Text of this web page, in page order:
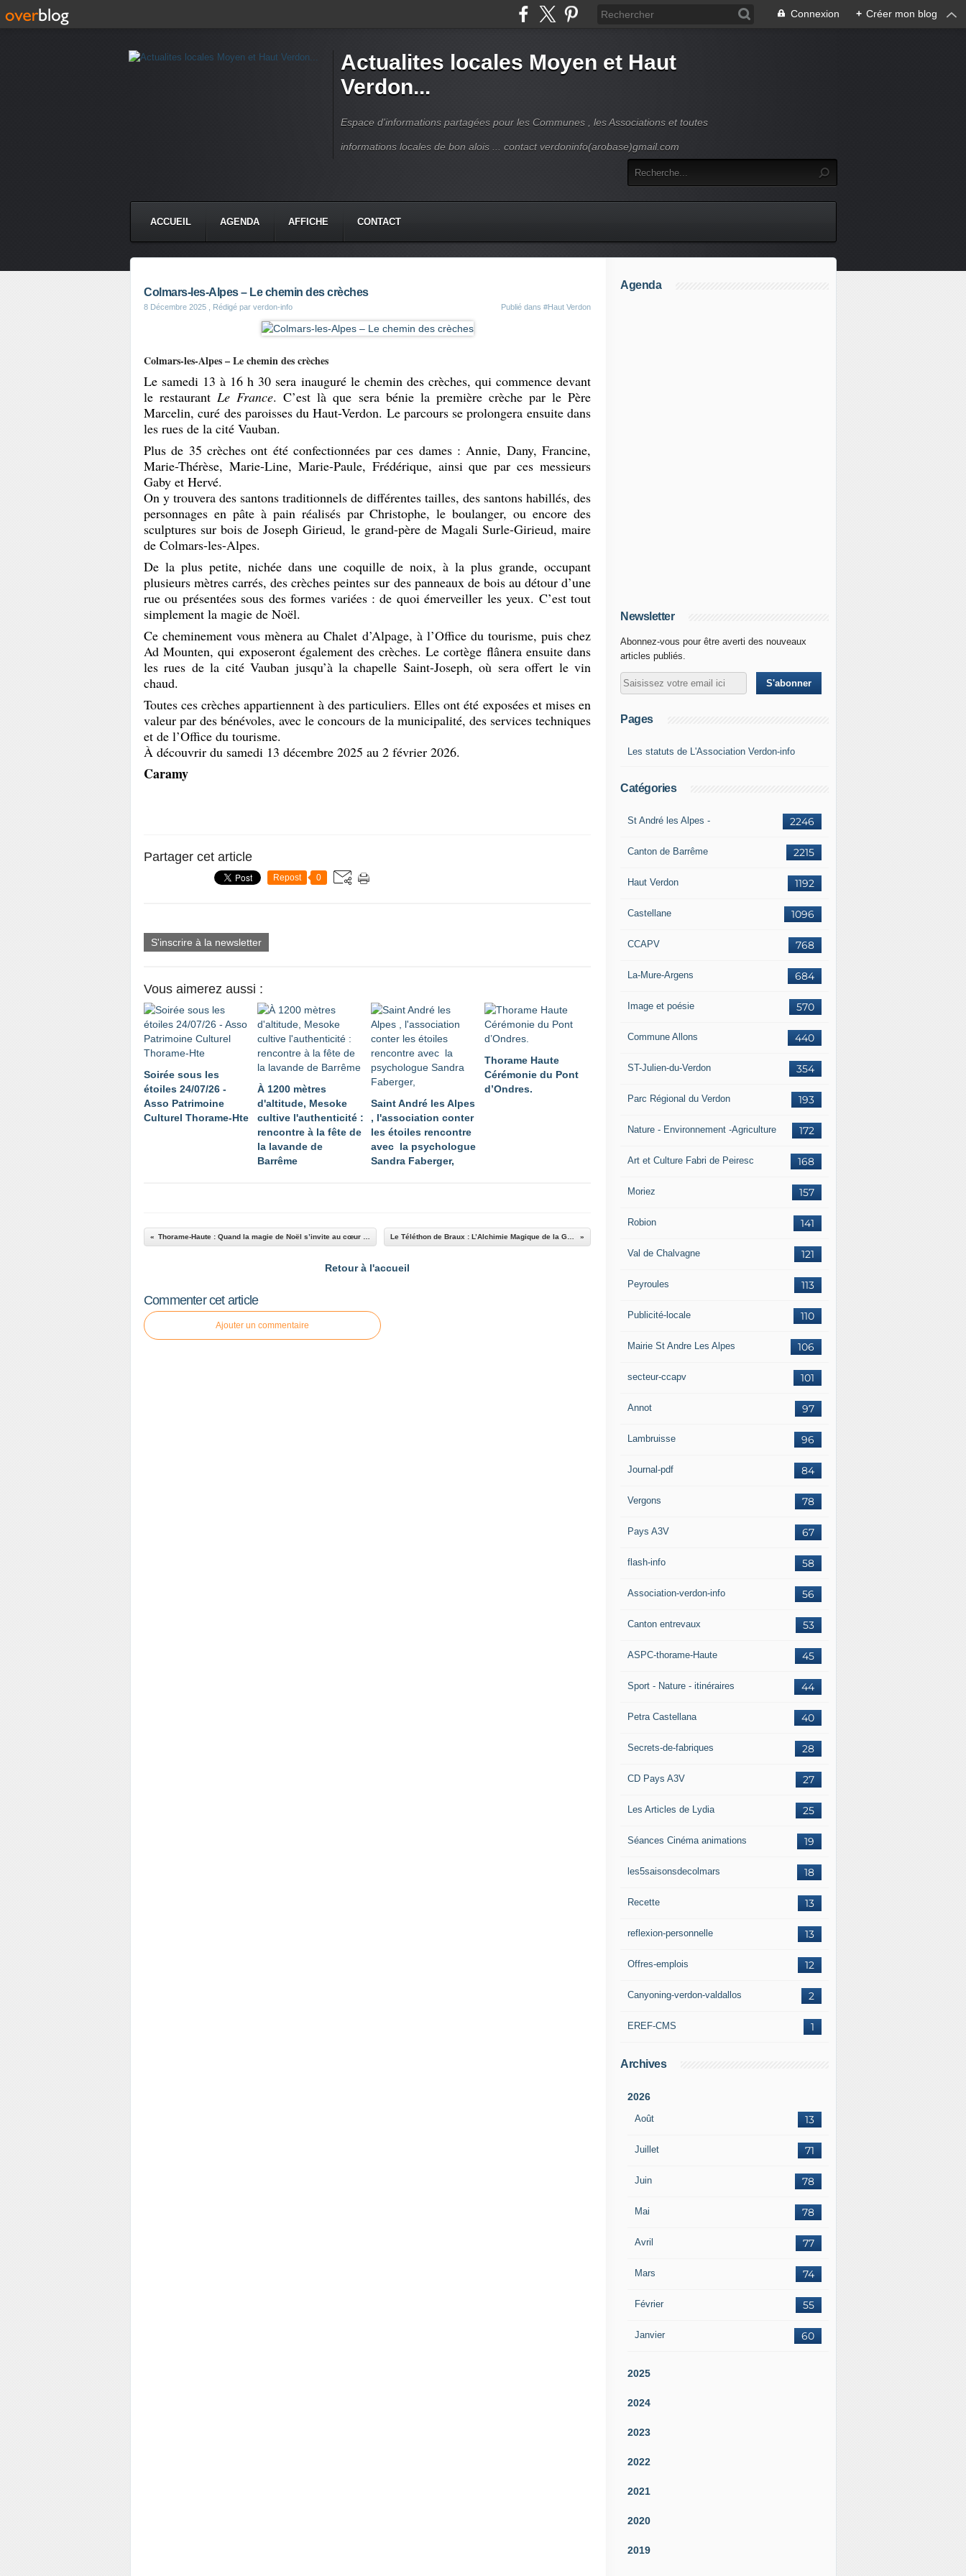
Connexion + Créer mon blog
Actualites locales Moyen et Haut
Verdon...
Espace d'informations partagées pour les Communes , les Associations et toutes
informations locales de bon alois ... contact verdoninfo(arobase)gmail.com
ACCUEIL AGENDA AFFICHE CONTACT
Colmars-les-Alpes – Le chemin des crèches
8 Décembre 2025 , Rédigé par verdon-info Publié dans #Haut Verdon
Colmars-les-Alpes – Le chemin des crèches
Le samedi 13 à 16 h 30 sera inauguré le chemin des crèches, qui commence devant
le restaurantLe France. C’est là que sera bénie la première crèche par le Père
Marcelin, curé des paroisses du Haut-Verdon. Le parcours se prolongera ensuite dans
les rues de la cité Vauban.
Plus de 35 crèches ont été confectionnées par ces dames : Annie, Dany, Francine,
Marie-Thérèse, Marie-Line, Marie-Paule, Frédérique, ainsi que par ces messieurs
Gaby et Hervé.
On y trouvera des santons traditionnels de différentes tailles, des santons habillés, des
personnages en pâte à pain réalisés par Christophe, le boulanger, ou encore des
sculptures sur bois de Joseph Girieud, le grand-père de Magali Surle-Girieud, maire
de Colmars-les-Alpes.
De la plus petite, nichée dans une coquille de noix, à la plus grande, occupant
plusieurs mètres carrés, des crèches peintes sur des panneaux de bois au détour d’une
rue ou présentées sous des formes variées : de quoi émerveiller les yeux. C’est tout
simplement la magie de Noël.
Ce cheminement vous mènera au Chalet d’Alpage, à l’Office du tourisme, puis chez
Ad Mounten, qui exposeront également des crèches. Le cortège flânera ensuite dans
les rues de la cité Vauban jusqu’à la chapelle Saint-Joseph, où sera offert le vin
chaud.
Toutes ces crèches appartiennent à des particuliers. Elles ont été exposées et mises en
valeur par des bénévoles, avec le concours de la municipalité, des services techniques
et de l’Office du tourisme.
À découvrir du samedi 13 décembre 2025 au 2 février 2026.
Caramy
Partager cet article
Repost 0
S'inscrire à la newsletter
Vous aimerez aussi :
Soirée sous les
étoiles 24/07/26 -
Asso Patrimoine
Culturel Thorame-Hte
À 1200 mètres
d'altitude, Mesoke
cultive l'authenticité :
rencontre à la fête de
la lavande de
Barrême
Saint André les Alpes
, l'association conter
les étoiles rencontre
avec la psychologue
Sandra Faberger,
Thorame Haute
Cérémonie du Pont
d’Ondres.
Retour à l'accueil
Commenter cet article
Ajouter un commentaire
Agenda
Newsletter
Abonnez-vous pour être averti des nouveaux
articles publiés.
Pages
Les statuts de L'Association Verdon-info
Catégories
2246
St André les Alpes -
2215
Canton de Barrême
1192
Haut Verdon
1096
Castellane
768
CCAPV
684
La-Mure-Argens
570
Image et poésie
440
Commune Allons
354
ST-Julien-du-Verdon
193
Parc Régional du Verdon
172
Nature - Environnement -Agriculture
168
Art et Culture Fabri de Peiresc
157
Moriez
141
Robion
121
Val de Chalvagne
113
Peyroules
110
Publicité-locale
106
Mairie St Andre Les Alpes
101
secteur-ccapv
97
Annot
96
Lambruisse
84
Journal-pdf
78
Vergons
67
Pays A3V
58
flash-info
56
Association-verdon-info
53
Canton entrevaux
45
ASPC-thorame-Haute
44
Sport - Nature - itinéraires
40
Petra Castellana
28
Secrets-de-fabriques
27
CD Pays A3V
25
Les Articles de Lydia
19
Séances Cinéma animations
18
les5saisonsdecolmars
13
Recette
13
reflexion-personnelle
12
Offres-emplois
2
Canyoning-verdon-valdallos
1
EREF-CMS
Archives
2026
Août 13
Juillet 71
Juin 78
Mai 78
Avril 77
Mars 74
Février 55
Janvier 60
2025
2024
2023
2022
2021
2020
2019